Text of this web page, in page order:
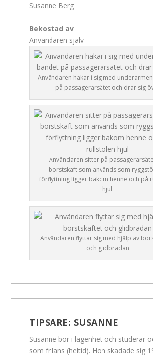
Susanne Berg
Bekostad av
Användaren själv
Användaren hakar i sig med
på passagerarsätet och drar sig
Användaren sitter på
borstskaft som används som
förflyttning ligger bakom henne och på
hjul
Användaren flyttar sig med hjälp av
och glidbrädan
TIPSARE: SUSANNE
Susanne bor i lägenhet och studerar
som frilans (heltid). Hon skadade sig